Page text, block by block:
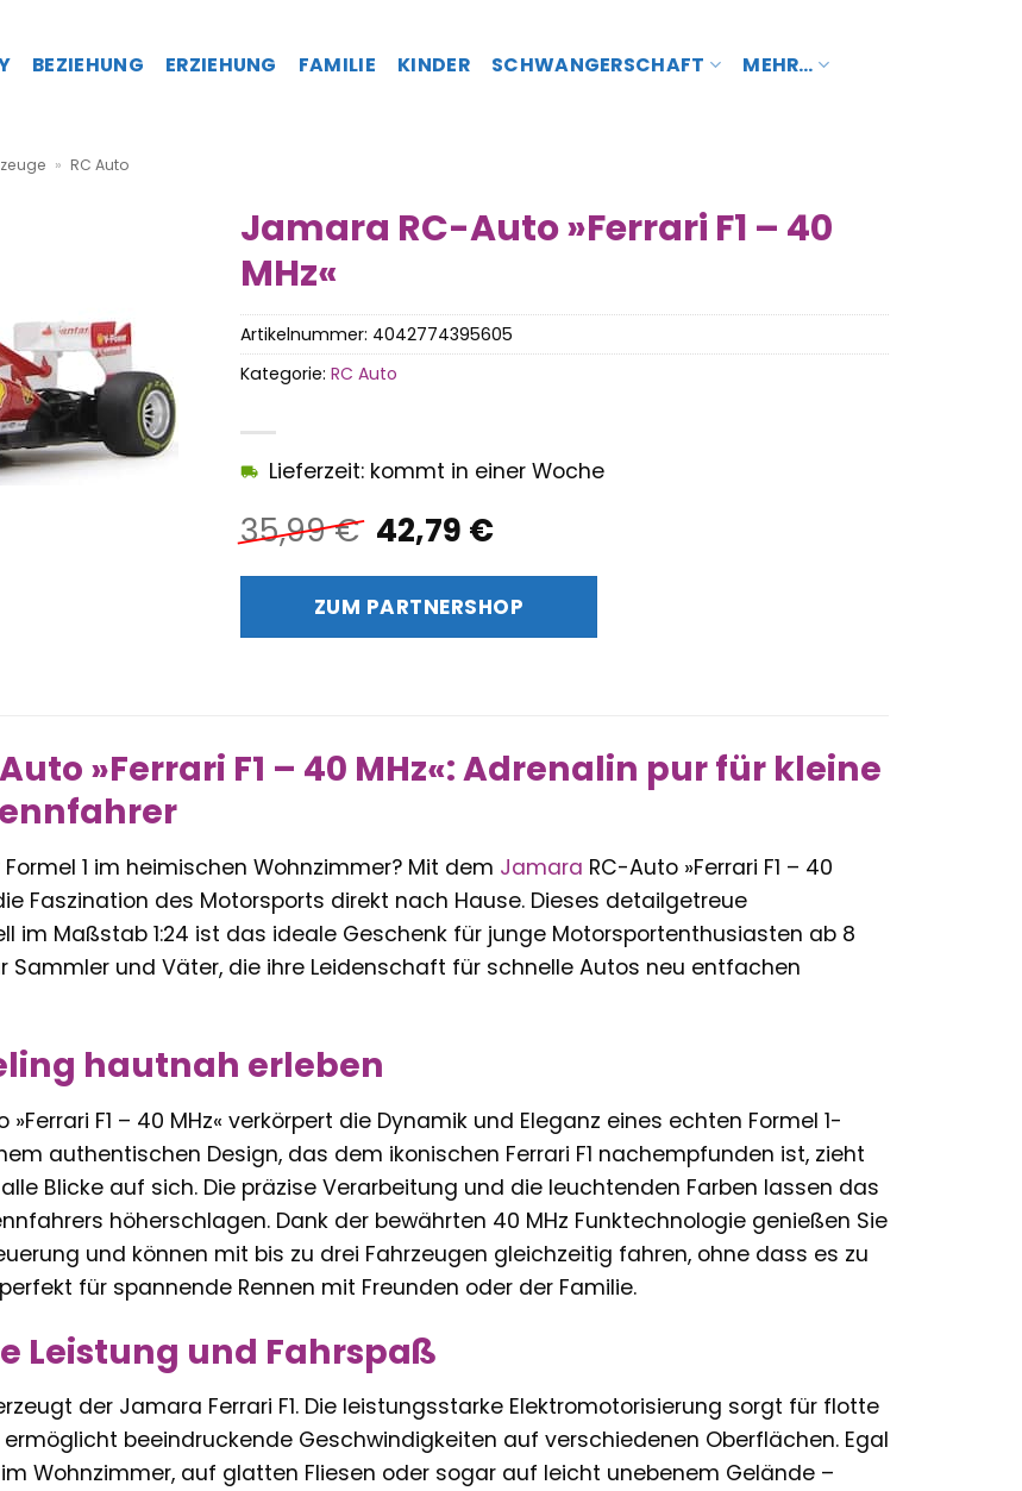
BEZIEHUNG ERZIEHUNG FAMILIE KINDER SCHWANGERSCHAFT MEHR…
» RC Auto
Jamara RC-Auto »Ferrari F1 – 40
MHz«
35,99€ Ursprünglicher
Preis
war:
35,99 €
42,79 €Aktueller
ist:
42,79 €.
Lieferzeit: kommt in einer Woche
ZUM PARTNERSHOP
Artikelnummer: 4042774395605
Kategorie: RC Auto
»Ferrari F1 – 40 MHz«: Adrenalin pur für kleine
1 im heimischen Wohnzimmer? Mit dem Jamara RC-Auto »Ferrari F1 – 40
Faszination des Motorsports direkt nach Hause. Dieses detailgetreue
im Maßstab 1:24 ist das ideale Geschenk für junge Motorsportenthusiasten ab 8
Sammler und Väter, die ihre Leidenschaft für schnelle Autos neu entfachen
hautnah erleben
F1 – 40 MHz« verkörpert die Dynamik und Eleganz eines echten Formel 1-
authentischen Design, das dem ikonischen Ferrari F1 nachempfunden ist, zieht
Blicke auf sich. Die präzise Verarbeitung und die leuchtenden Farben lassen das
höherschlagen. Dank der bewährten 40 MHz Funktechnologie genießen Sie
und können mit bis zu drei Fahrzeugen gleichzeitig fahren, ohne dass es zu
für spannende Rennen mit Freunden oder der Familie.
Leistung und Fahrspaß
der Jamara Ferrari F1. Die leistungsstarke Elektromotorisierung sorgt für flotte
beeindruckende Geschwindigkeiten auf verschiedenen Oberflächen. Egal
Wohnzimmer, auf glatten Fliesen oder sogar auf leicht unebenem Gelände –